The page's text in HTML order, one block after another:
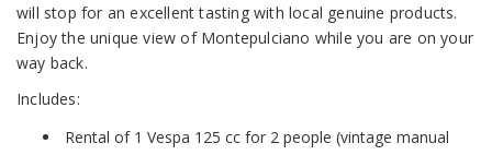
will stop for an excellent tasting with local genuine products.
Enjoy the unique view of Montepulciano while you are on your
way back.
Includes:
Rental of 1 Vespa 125 cc for 2 people (vintage manual